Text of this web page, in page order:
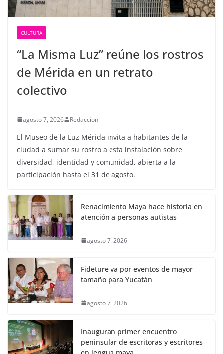
CULTURA
“La Misma Luz” reúne los rostros
de Mérida en un retrato
colectivo
agosto 7, 2026 Redaccion
El Museo de la Luz Mérida invita a habitantes de la
ciudad a sumar su rostro a esta instalación sobre
diversidad, identidad y comunidad, abierta a la
participación hasta el 31 de agosto.
Renacimiento Maya hace historia en
atención a personas autistas
agosto 7, 2026
Fideture va por eventos de mayor
tamaño para Yucatán
agosto 7, 2026
Inauguran primer encuentro
peninsular de escritoras y escritores
en lengua maya